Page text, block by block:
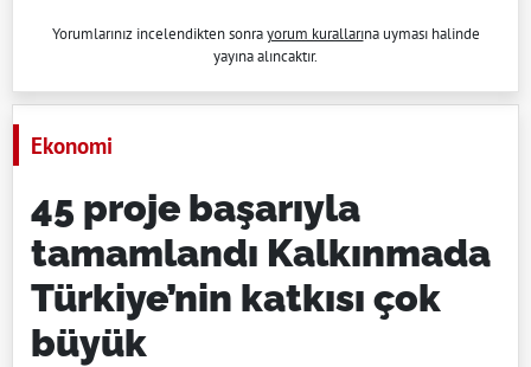
Yorumlarınız incelendikten sonrayorum kurallarına uyması halinde
yayına alıncaktır.
Ekonomi
45 proje başarıyla
tamamlandı Kalkınmada
Türkiye’nin katkısı çok
büyük